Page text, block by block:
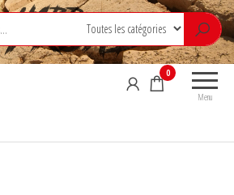
Menu
0